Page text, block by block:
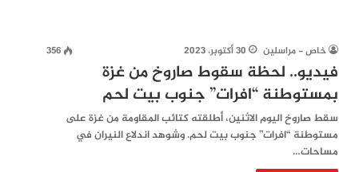
خاص - مراسلين 30 أكتوبر، 2023 356
فيديو.. لحظة سقوط صاروخ من غزة
بمستوطنة “افرات” جنوب بيت لحم
سقط صاروخ اليوم الاثنين، أطلقته كتائب المقاومة من غزة على
مستوطنة “افرات” جنوب بيت لحم. وشوهد اندلاع النيران في
مساحات…